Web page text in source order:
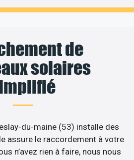
de
solaires
du-maine (53) installe des
assure le raccordement à votre
n’avez rien à faire, nous nous